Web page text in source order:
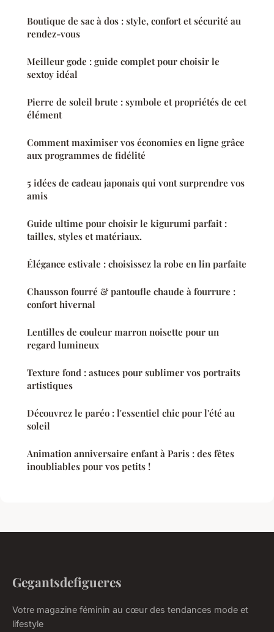
Boutique de sac à dos : style, confort et sécurité au
rendez-vous
Meilleur gode : guide complet pour choisir le
sextoy idéal
Pierre de soleil brute : symbole et propriétés de cet
élément
Comment maximiser vos économies en ligne grâce
aux programmes de fidélité
5 idées de cadeau japonais qui vont surprendre vos
amis
Guide ultime pour choisir le kigurumi parfait :
tailles, styles et matériaux.
Élégance estivale : choisissez la robe en lin parfaite
Chausson fourré & pantoufle chaude à fourrure :
confort hivernal
Lentilles de couleur marron noisette pour un
regard lumineux
Texture fond : astuces pour sublimer vos portraits
artistiques
Découvrez le paréo : l'essentiel chic pour l'été au
soleil
Animation anniversaire enfant à Paris : des fêtes
inoubliables pour vos petits !
Gegantsdefigueres
Votre magazine féminin au cœur des tendances mode et
lifestyle